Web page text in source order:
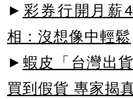
► 彩券行開月薪
相：沒想像中輕鬆
► 蝦皮「台灣出
買到假貨 專家揭